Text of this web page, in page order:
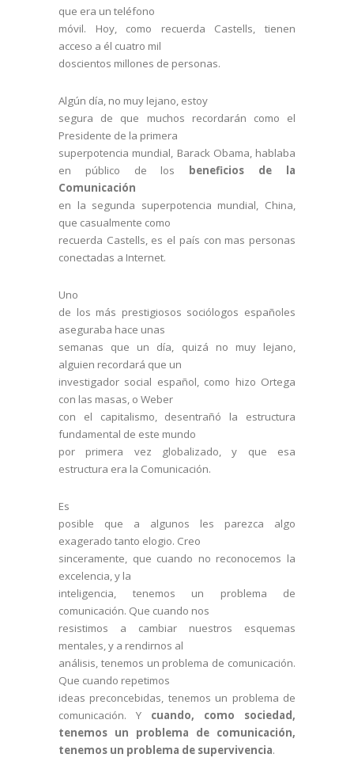
que era un teléfono
móvil. Hoy, como recuerda Castells, tienen
acceso a él cuatro mil
doscientos millones de personas.
Algún día, no muy lejano, estoy
segura de que muchos recordarán como el
Presidente de la primera
superpotencia mundial, Barack Obama, hablaba
en público de los beneficios de la
Comunicación
en la segunda superpotencia mundial, China,
que casualmente como
recuerda Castells, es el país con mas personas
conectadas a Internet.
Uno
de los más prestigiosos sociólogos españoles
aseguraba hace unas
semanas que un día, quizá no muy lejano,
alguien recordará que un
investigador social español, como hizo Ortega
con las masas, o Weber
con el capitalismo, desentrañó la estructura
fundamental de este mundo
por primera vez globalizado, y que esa
estructura era la Comunicación.
Es
posible que a algunos les parezca algo
exagerado tanto elogio. Creo
sinceramente, que cuando no reconocemos la
excelencia, y la
inteligencia, tenemos un problema de
comunicación. Que cuando nos
resistimos a cambiar nuestros esquemas
mentales, y a rendirnos al
análisis, tenemos un problema de comunicación.
Que cuando repetimos
ideas preconcebidas, tenemos un problema de
comunicación. Y cuando, como sociedad,
tenemos un problema de comunicación,
tenemos un problema de supervivencia.